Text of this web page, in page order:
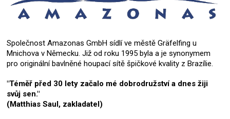
Společnost Amazonas GmbH sídlí ve městě Gräfelfing u
Mnichova v Německu. Již od roku 1995 byla a je synonymem
pro originální bavlněné houpací sítě špičkové kvality z Brazílie.
"Téměř před 30 lety začalo mé dobrodružství a dnes žiji
svůj sen."
(Matthias Saul, zakladatel)